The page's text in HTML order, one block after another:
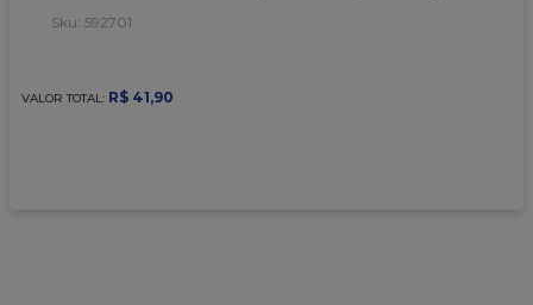
: 592701
VALOR TOTAL: R$ 41,90
9 º
caixa kraft